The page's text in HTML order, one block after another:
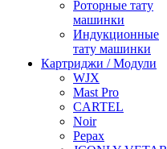
Роторные тату
машинки
Индукционные
тату машинки
Картриджи / Модули
WJX
Mast Pro
CARTEL
Noir
Pepax